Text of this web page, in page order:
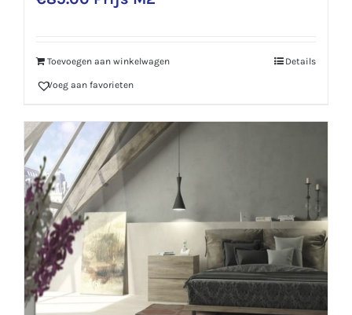
Toevoegen aan winkelwagen Details
Voeg aan favorieten